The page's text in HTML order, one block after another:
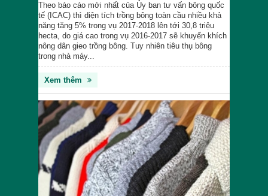
Theo báo cáo mới nhất của Ủy ban tư vấn bông quốc
tế (ICAC) thì diện tích trồng bông toàn cầu nhiều khả
năng tăng 5% trong vụ 2017-2018 lên tới 30,8 triệu
hecta, do giá cao trong vụ 2016-2017 sẽ khuyến khích
nông dân gieo trồng bông. Tuy nhiên tiêu thụ bông
trong nhà máy...
Xem thêm